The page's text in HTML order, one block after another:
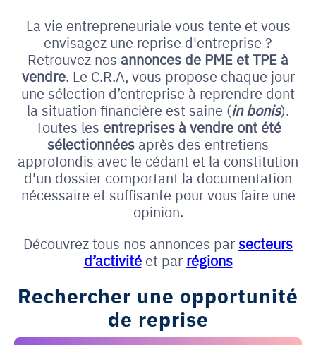
La vie entrepreneuriale vous tente et vous
envisagez une reprise d'entreprise ?
Retrouvez nos annonces de PME etTPE à
vendre. Le C.R.A, vous propose chaque jour
une sélection d’entreprise à reprendre dont
la situation financière est saine (in bonis).
Toutes les entreprises à vendre ont été
sélectionnées après des entretiens
approfondis avec le cédant et la constitution
d'un dossier comportant la documentation
nécessaire et suffisante pour vous faire une
opinion.
Découvrez tous nos annonces parsecteurs
d’activité et par régions
Rechercher une opportunité
de reprise